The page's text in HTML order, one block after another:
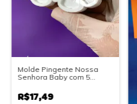
Molde Pingente Nossa
Senhora Baby com 5
R$17,49